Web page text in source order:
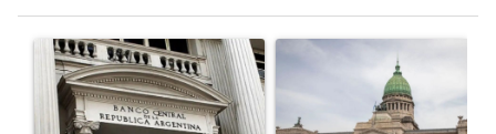
Un artículo de tendencia con el título "Las reservas del Banco
Un artículo de tendencia